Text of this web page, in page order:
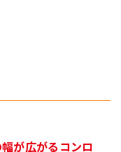
が広がるコンロ